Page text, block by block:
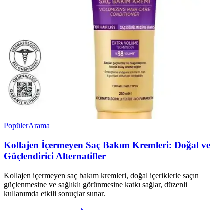
PopülerArama
Kollajen İçermeyen Saç Bakım Kremleri: Doğal ve
Güçlendirici Alternatifler
Kollajen içermeyen saç bakım kremleri, doğal içeriklerle saçın
güçlenmesine ve sağlıklı görünmesine katkı sağlar, düzenli
kullanımda etkili sonuçlar sunar.